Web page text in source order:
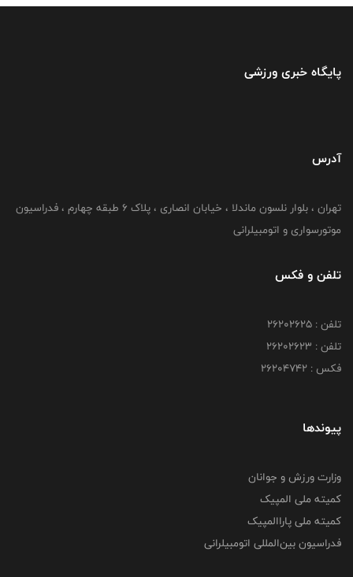
پایگاه خبری ورزشی
آدرس
تهران ، بلوار نلسون ماندلا ، خیابان انصاری ، پلاک ۶ طبقه چهارم ، فدراسیون
موتورسواری و اتومبیلرانی
تلفن و فکس
تلفن : ۲۶۲۰۲۶۲۵
تلفن : ۲۶۲۰۲۶۲۳
فکس : ۲۶۲۰۴۷۴۲
پیوندها
وزارت ورزش و جوانان
کمیته ملی المپیک
کمیته ملی پاراالمپیک
فدراسیون بین‌المللی اتومبیلرانی